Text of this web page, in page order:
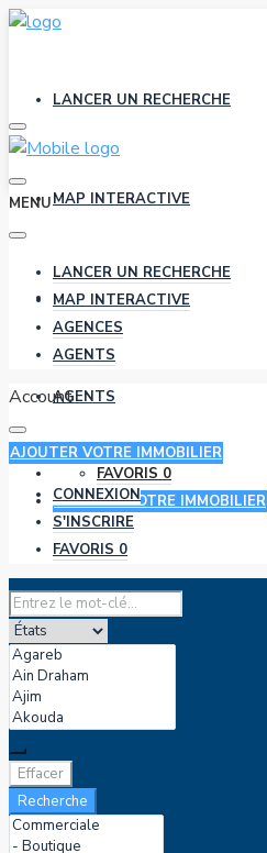
LANCER UN RECHERCHE
MAP INTERACTIVE
AGENCES
AGENTS
FAVORIS 0
AJOUTER VOTRE IMMOBILIER
MENU
LANCER UN RECHERCHE
MAP INTERACTIVE
AGENCES
AGENTS
Account
AJOUTER VOTRE IMMOBILIER
CONNEXION
S'INSCRIRE
FAVORIS 0
Effacer
Recherche